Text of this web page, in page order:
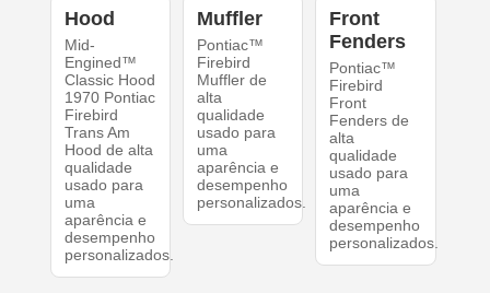
Hood
Mid-
Engined™
Classic Hood
1970 Pontiac
Firebird
Trans Am
Hood de alta
qualidade
usado para
uma
aparência e
desempenho
personalizados.
Muffler
Pontiac™
Firebird
Muffler de
alta
qualidade
usado para
uma
aparência e
desempenho
personalizados.
Front
Fenders
Pontiac™
Firebird
Front
Fenders de
alta
qualidade
usado para
uma
aparência e
desempenho
personalizados.